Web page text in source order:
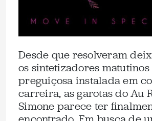
Desde que resolveram
os sintetizadores
preguiçosa instalada em
carreira, as garotas do Au
Simone parece ter